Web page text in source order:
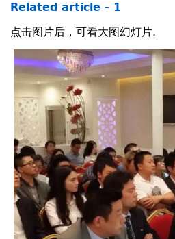
Related article - 1
点击图片后，可看大图幻灯片.